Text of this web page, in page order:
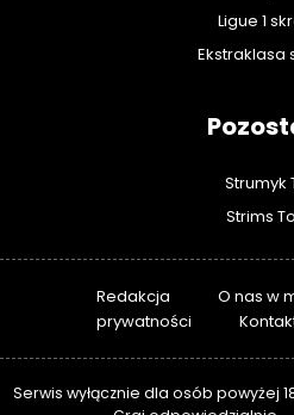
Ligue 1
Ekstraklasa
Strumyk
Strims
Redakcja O nas w
prywatności
Serwis wyłącznie dla osób powyżej